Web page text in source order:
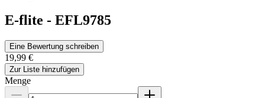
E-flite - EFL9785
Eine Bewertung schreiben
19,99 €
Zur Liste hinzufügen
Menge